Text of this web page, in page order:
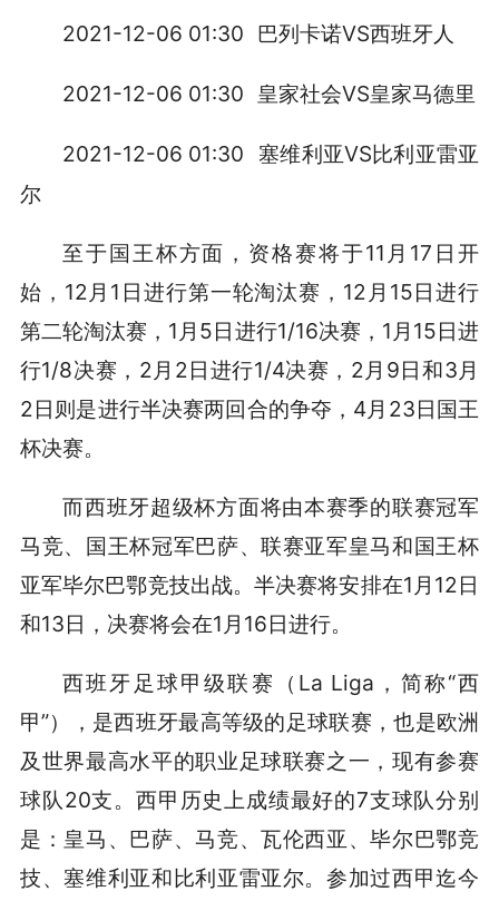
2021-12-06 01:30 巴列卡诺VS西班牙人
2021-12-06 01:30 皇家社会VS皇家马德里
2021-12-06 01:30 塞维利亚VS比利亚雷亚
尔
至于国王杯方面，资格赛将于11月17日开
始，12月1日进行第一轮淘汰赛，12月15日进行
第二轮淘汰赛，1月5日进行1/16决赛，1月15日进
行1/8决赛，2月2日进行1/4决赛，2月9日和3月
2日则是进行半决赛两回合的争夺，4月23日国王
杯决赛。
而西班牙超级杯方面将由本赛季的联赛冠军
马竞、国王杯冠军巴萨、联赛亚军皇马和国王杯
亚军毕尔巴鄂竞技出战。半决赛将安排在1月12日
和13日，决赛将会在1月16日进行。
西班牙足球甲级联赛（La Liga，简称“西
甲”），是西班牙最高等级的足球联赛，也是欧洲
及世界最高水平的职业足球联赛之一，现有参赛
球队20支。西甲历史上成绩最好的7支球队分别
是：皇马、巴萨、马竞、瓦伦西亚、毕尔巴鄂竞
技、塞维利亚和比利亚雷亚尔。参加过西甲迄今